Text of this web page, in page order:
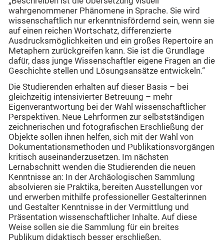
wahrgenommener Phänomene in Sprache. Sie wird
wissenschaftlich nur erkenntnisfördernd sein, wenn sie
auf einen reichen Wortschatz, differenzierte
Ausdrucksmöglichkeiten und ein großes Repertoire an
Metaphern zurückgreifen kann. Sie ist die Grundlage
dafür, dass junge Wissenschaftler eigene Fragen an die
Geschichte stellen und Lösungsansätze entwickeln.“
Die Studierenden erhalten auf dieser Basis – bei
gleichzeitig intensivierter Betreuung – mehr
Eigenverantwortung bei der Wahl wissenschaftlicher
Perspektiven. Neue Lehrformen zur selbstständigen
zeichnerischen und fotografischen Erschließung der
Objekte sollen ihnen helfen, sich mit der Wahl von
Dokumentationsmethoden und Publikationsvorgängen
kritisch auseinanderzusetzen. Im nächsten
Lernabschnitt wenden die Studierenden die neuen
Kenntnisse an: In der Archäologischen Sammlung
absolvieren sie Praktika, bereiten Ausstellungen vor
und erwerben mithilfe professioneller Gestalterinnen
und Gestalter Kenntnisse in der Vermittlung und
Präsentation wissenschaftlicher Inhalte. Auf diese
Weise sollen sie die Sammlung für ein breites
Publikum didaktisch besser erschließen.